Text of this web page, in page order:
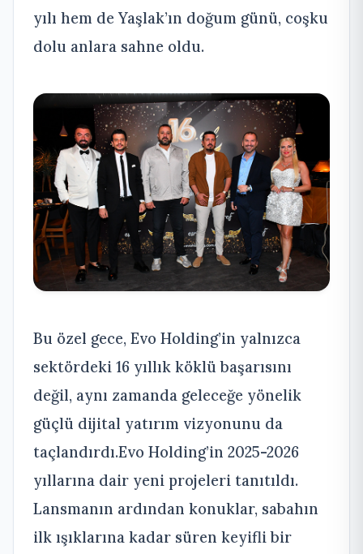
yılı hem de Yaşlak’ın doğum günü, coşku
dolu anlara sahne oldu.
Bu özel gece, Evo Holding’in yalnızca
sektördeki 16 yıllık köklü başarısını
değil, aynı zamanda geleceğe yönelik
güçlü dijital yatırım vizyonunu da
taçlandırdı.Evo Holding’in 2025-2026
yıllarına dair yeni projeleri tanıtıldı.
Lansmanın ardından konuklar, sabahın
ilk ışıklarına kadar süren keyifli bir